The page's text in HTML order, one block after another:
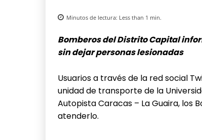
Minutos de lectura: Less than 1 min.
Bomberos del Distrito Capital
sin dejar personas lesionadas
Usuarios a través de la red social
unidad de transporte de la
Autopista Caracas – La Guaira, los
atenderlo.